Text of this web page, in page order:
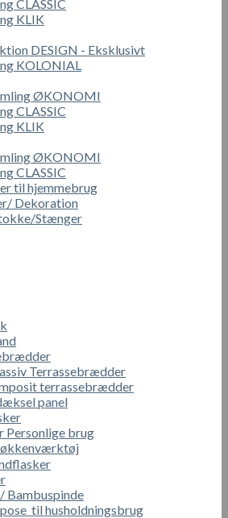
CLASSIC
KLIK
DESIGN - Eksklusivt
KOLONIAL
ØKONOMI
CLASSIC
KLIK
ØKONOMI
CLASSIC
til hjemmebrug
Dekoration
Stænger
Terrassebrædder
terrassebrædder
panel
Personlige brug
Bambuspinde
til husholdningsbrug